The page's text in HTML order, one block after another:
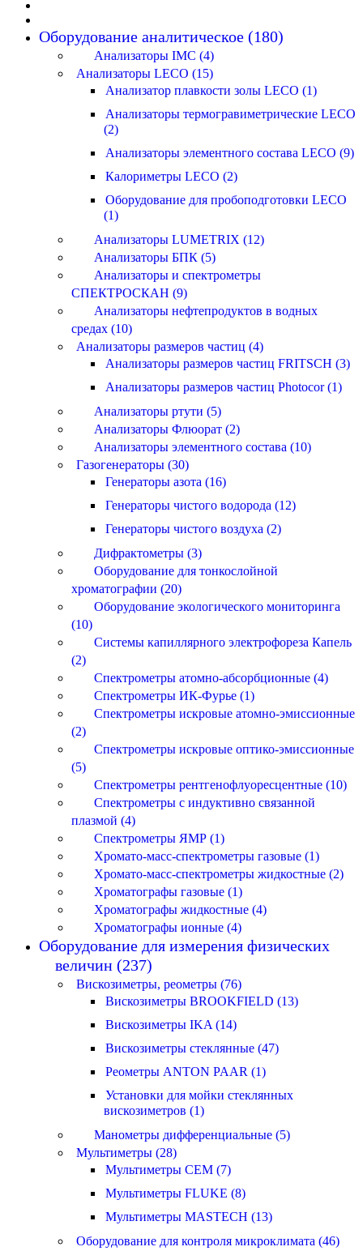
Оборудование аналитическое (180)
Анализаторы IMC (4)
Анализаторы LECO (15)
Анализатор плавкости золы LECO (1)
Анализаторы термогравиметрические LECO
(2)
Анализаторы элементного состава LECO (9)
Калориметры LECO (2)
Оборудование для пробоподготовки LECO
(1)
Анализаторы LUMETRIX (12)
Анализаторы БПК (5)
Анализаторы и спектрометры
СПЕКТРОСКАН (9)
Анализаторы нефтепродуктов в водных
средах (10)
Анализаторы размеров частиц (4)
Анализаторы размеров частиц FRITSCH (3)
Анализаторы размеров частиц Photocor (1)
Анализаторы ртути (5)
Анализаторы Флюорат (2)
Анализаторы элементного состава (10)
Газогенераторы (30)
Генераторы азота (16)
Генераторы чистого водорода (12)
Генераторы чистого воздуха (2)
Дифрактометры (3)
Оборудование для тонкослойной
хроматографии (20)
Оборудование экологического мониторинга
(10)
Системы капиллярного электрофореза Капель
(2)
Спектрометры атомно-абсорбционные (4)
Спектрометры ИК-Фурье (1)
Спектрометры искровые атомно-эмиссионные
(2)
Спектрометры искровые оптико-эмиссионные
(5)
Спектрометры рентгенофлуоресцентные (10)
Спектрометры с индуктивно связанной
плазмой (4)
Спектрометры ЯМР (1)
Хромато-масс-спектрометры газовые (1)
Хромато-масс-спектрометры жидкостные (2)
Хроматографы газовые (1)
Хроматографы жидкостные (4)
Хроматографы ионные (4)
Оборудование для измерения физических
величин (237)
Вискозиметры, реометры (76)
Вискозиметры BROOKFIELD (13)
Вискозиметры IKA (14)
Вискозиметры стеклянные (47)
Реометры ANTON PAAR (1)
Установки для мойки стеклянных
вискозиметров (1)
Манометры дифференциальные (5)
Мультиметры (28)
Мультиметры CEM (7)
Мультиметры FLUKE (8)
Мультиметры MASTECH (13)
Оборудование для контроля микроклимата (46)